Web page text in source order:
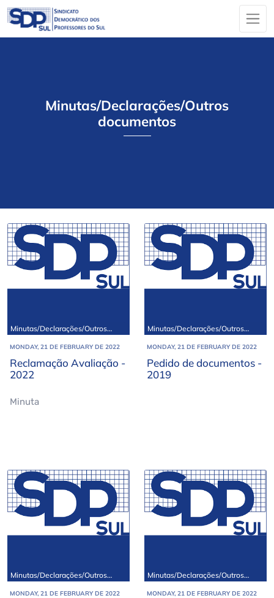
Minutas/Declarações/Outros
documentos
Minutas/Declarações/Outros
MONDAY, 21 DE FEBRUARY DE 2022
Reclamação Avaliação -
2022
Minuta
Minutas/Declarações/Outros
MONDAY, 21 DE FEBRUARY DE 2022
Pedido de documentos -
2019
Minutas/Declarações/Outros
MONDAY, 21 DE FEBRUARY DE 2022
Minutas/Declarações/Outros
MONDAY, 21 DE FEBRUARY DE 2022